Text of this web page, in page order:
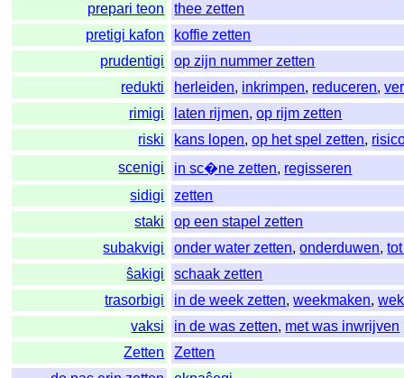
prepari teon
thee zetten
pretigi kafon
koffie zetten
prudentigi
op zijn nummer zetten
redukti
herleiden, inkrimpen, reduceren,
rimigi
laten rijmen,op rijm zetten
riski
kans lopen,op het spel zetten,
scenigi
in sc�ne zetten, regisseren
sidigi
zetten
staki
op een stapel zetten
subakvigi
onder water zetten,onderduwen,
ŝakigi
schaak zetten
trasorbigi
in de week zetten,weekmaken,
vaksi
in de was zetten, met was inwrijven
Zetten
Zetten